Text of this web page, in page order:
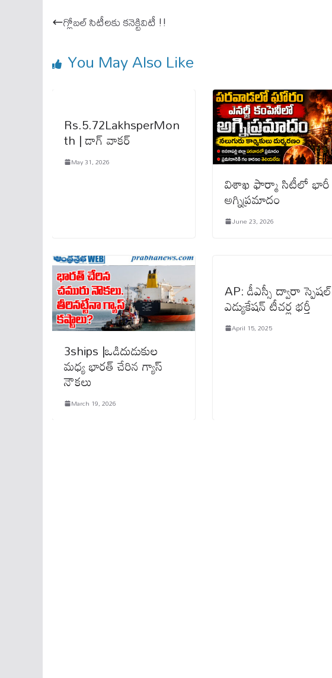
ok A
గ్లోబల్ సిటీలకు కనెక్టివిటీ !!
You May Also Like
Rs.5.72LakhsperMon
th | డాగ్ వాక‌ర్‌
May 31, 2026
విశాఖ ఫార్మా సిటీలో భారీ
అగ్నిప్రమాదం
June 23, 2026
3ships |ఒడిదుడుకుల
మధ్య భారత్ చేరిన గ్యాస్
నౌకలు
March 19, 2026
AP: డీఎస్సీ ద్వారా స్పెషల్
ఎడ్యుకేషన్ టీచర్ల భర్తీ
April 15, 2025